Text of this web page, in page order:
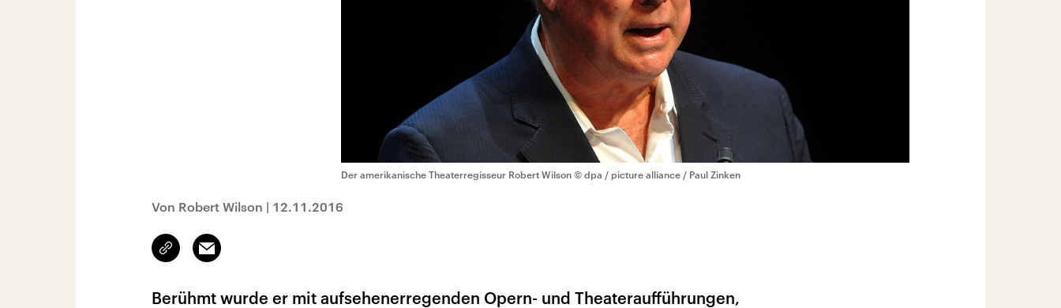
Der amerikanische Theaterregisseur Robert Wilson © dpa / picture alliance / Paul Zinken
Von Robert Wilson | 12.11.2016
Link
kopieren/teilen
Email
Berühmt wurde er mit aufsehenerregenden Opern- und Theateraufführungen,